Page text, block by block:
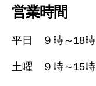
営業時間
平日 ９時～18時
土曜 ９時～15時